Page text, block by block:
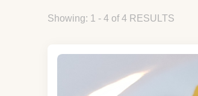
Showing: 1 - 4 of 4 RESULTS